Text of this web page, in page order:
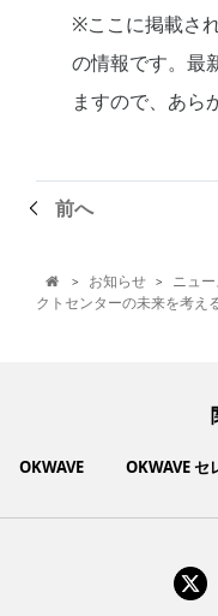
※ここに掲載さ
の情報です。最
ますので、あら
前へ
 > お知らせ > ニュ
クトセンターの未来を考え
OKWAVE OKWAVE セ